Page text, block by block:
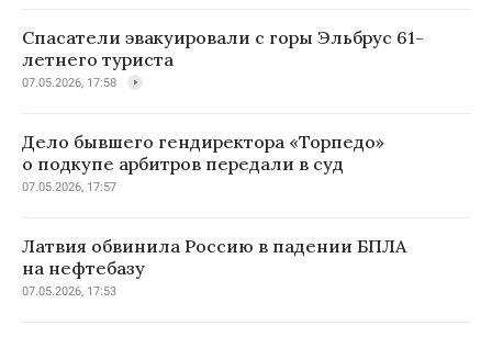
Спасатели эвакуировали с горы Эльбрус 61-
летнего туриста
07.05.2026, 17:58
Дело бывшего гендиректора «Торпедо»
о подкупе арбитров передали в суд
07.05.2026, 17:57
Латвия обвинила Россию в падении БПЛА
на нефтебазу
07.05.2026, 17:53